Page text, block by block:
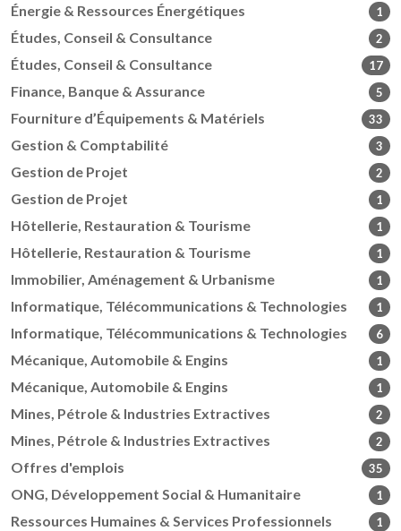
Énergie & Ressources Énergétiques 1
Études, Conseil & Consultance 2
Études, Conseil & Consultance 17
Finance, Banque & Assurance 5
Fourniture d’Équipements & Matériels 33
Gestion & Comptabilité 3
Gestion de Projet 2
Gestion de Projet 1
Hôtellerie, Restauration & Tourisme 1
Hôtellerie, Restauration & Tourisme 1
Immobilier, Aménagement & Urbanisme 1
Informatique, Télécommunications & Technologies 1
Informatique, Télécommunications & Technologies 6
Mécanique, Automobile & Engins 1
Mécanique, Automobile & Engins 1
Mines, Pétrole & Industries Extractives 2
Mines, Pétrole & Industries Extractives 2
Offres d'emplois 35
ONG, Développement Social & Humanitaire 1
Ressources Humaines & Services Professionnels 1